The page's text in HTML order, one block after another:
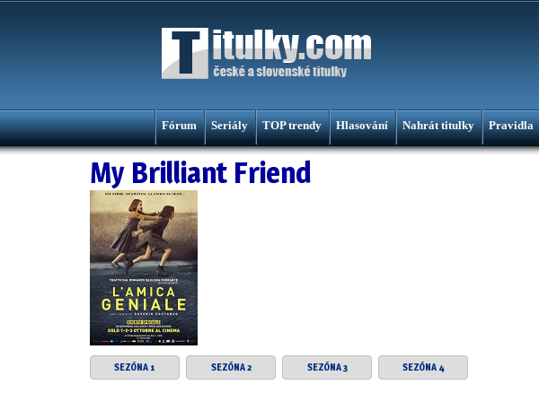
Fórum Seriály TOP trendy Hlasování Nahrát titulky Pravidla
My Brilliant Friend
SEZÓNA 1 SEZÓNA 2 SEZÓNA 3 SEZÓNA 4